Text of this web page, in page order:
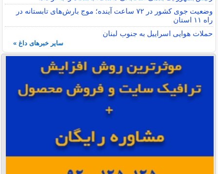
وضعیت جوی کشور در ۷۲ ساعت آینده؛ موج بارش‌های تابستانه در
راه ۱۱ استان
حملات هوایی اسراییل به جنوب لبنان
سایر خبرهای داغ »